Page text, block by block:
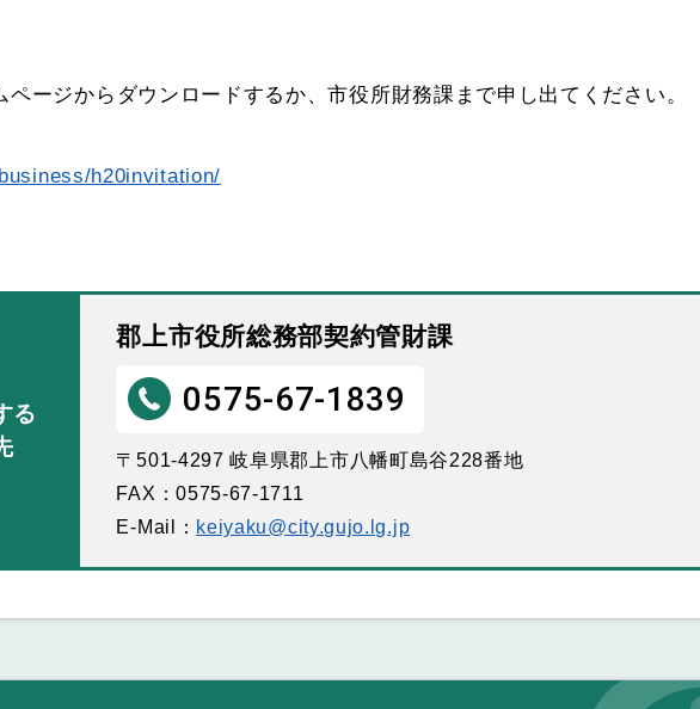
ージからダウンロードするか、市役所財務課まで申し出てください。
h20invitation/
る
郡上市役所総務部契約管財課
0575-67-1839
〒501-4297 岐阜県郡上市八幡町島谷228番地
FAX：0575-67-1711
E-Mail： keiyaku@city.gujo.lg.jp